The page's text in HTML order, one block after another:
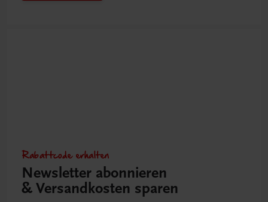
Rabattcode erhalten
Newsletter abonnieren
& Versandkosten sparen